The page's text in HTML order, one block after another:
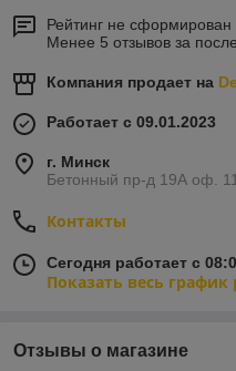
Рейтинг не сформирован
Менее 5 отзывов за
Компания продает на
Работает с 09.01.2023
г. Минск
Бетонный пр-д 19А оф.
Контакты
Сегодня работает с
Показать весь график
Отзывы о магазине